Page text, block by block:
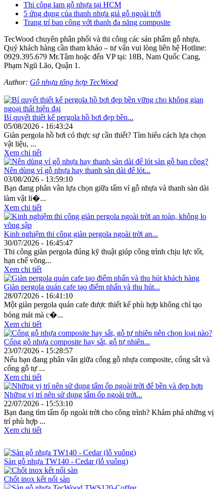
Thi công lam gỗ nhựa tại HCM
5 ứng dụng của thanh nhựa giả gỗ ngoài trời
Trang trí ban công với thanh đa năng composite
TecWood chuyên phân phối và thi công các sản phẩm gỗ nhựa,
Quý khách hàng cần tham khảo – tư vấn vui lòng liên hệ Hotline:
0929.395.679 Mr.Tâm hoặc đến VP tại: 18B, Nam Quốc Cang,
Phạm Ngũ Lão, Quận 1.
Author: Gỗ nhựa tổng hợp TecWood
Bí quyết thiết kế pergola hồ bơi đẹp bền...
05/08/2026 - 16:43:24
Giàn pergola hồ bơi có thực sự cần thiết? Tìm hiểu cách lựa chọn
vật liệu, ...
Xem chi tiết
Nên dùng vỉ gỗ nhựa hay thanh sàn dài để lót...
03/08/2026 - 13:59:10
Bạn đang phân vân lựa chọn giữa tấm vỉ gỗ nhựa và thanh sàn dài
làm vật li�...
Xem chi tiết
Kinh nghiệm thi công giàn pergola ngoài trời an...
30/07/2026 - 16:45:47
Thi công giàn pergola đúng kỹ thuật giúp công trình chịu lực tốt,
hạn chế võng...
Xem chi tiết
Giàn pergola quán cafe tạo điểm nhấn và thu hút...
28/07/2026 - 16:41:10
Một giàn pergola quán cafe được thiết kế phù hợp không chỉ tạo
bóng mát mà c�...
Xem chi tiết
Cổng gỗ nhựa composite hay sắt, gỗ tự nhiên...
23/07/2026 - 15:28:57
Nếu bạn đang phân vân giữa cổng gỗ nhựa composite, cổng sắt và
cổng gỗ tự ...
Xem chi tiết
Những vị trí nên sử dụng tấm ốp ngoài trời...
22/07/2026 - 15:53:10
Bạn đang tìm tấm ốp ngoài trời cho công trình? Khám phá những vị
trí phù hợp ...
Xem chi tiết
Sàn gỗ nhựa TW140 - Cedar (lỗ vuông)
Chốt inox kết nối sàn